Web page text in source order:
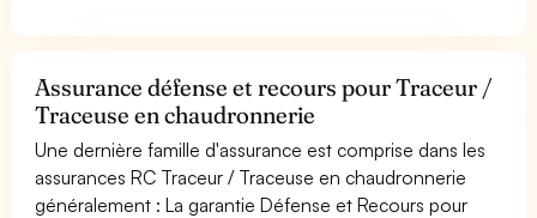
Assurance défense et recours pour Traceur /
Traceuse en chaudronnerie
Une dernière famille d'assurance est comprise dans les
assurances RC Traceur / Traceuse en chaudronnerie
généralement : La garantie Défense et Recours pour